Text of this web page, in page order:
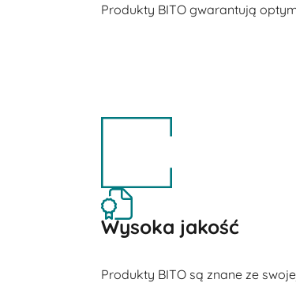
Produkty BITO gwarantują
Wysoka jakość
Produkty BITO są znane ze